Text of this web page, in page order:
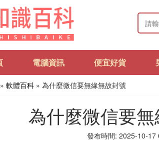
電腦資訊 便宜好貨
» 軟體百科 » 為什麼微信要無緣無故封號
為什麼微信要
發布時間: 2025-10-17